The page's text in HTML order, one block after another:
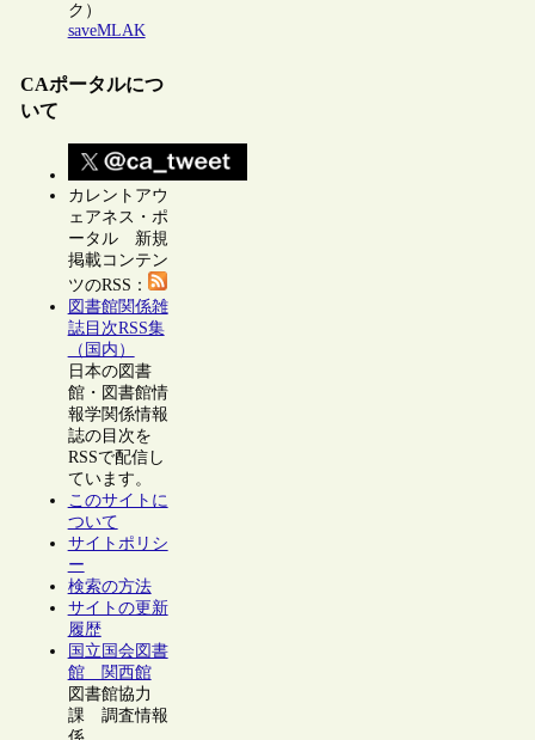
ク）
saveMLAK
CAポータルにつ
いて
カレントアウ
ェアネス・ポ
ータル 新規
掲載コンテン
ツのRSS：
図書館関係雑
誌目次RSS集
（国内）
日本の図書
館・図書館情
報学関係情報
誌の目次を
RSSで配信し
ています。
このサイトに
ついて
サイトポリシ
ー
検索の方法
サイトの更新
履歴
国立国会図書
館 関西館
図書館協力
課 調査情報